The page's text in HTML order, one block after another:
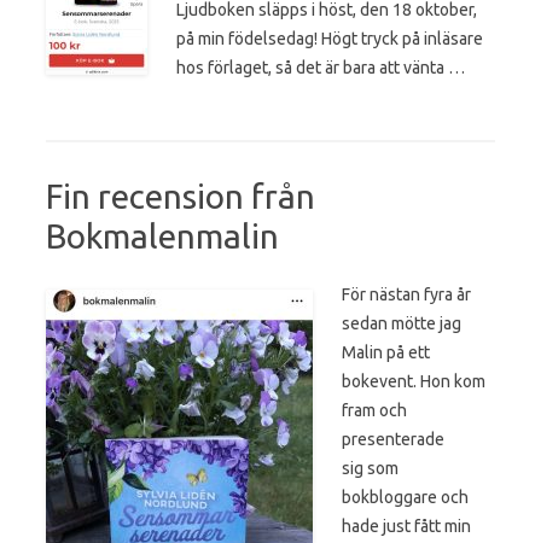
Ljudboken släpps i höst, den 18 oktober,
på min födelsedag! Högt tryck på inläsare
hos förlaget, så det är bara att vänta …
Fin recension från
Bokmalenmalin
För nästan fyra år
sedan mötte jag
Malin på ett
bokevent. Hon kom
fram och
presenterade
sig som
bokbloggare och
hade just fått min